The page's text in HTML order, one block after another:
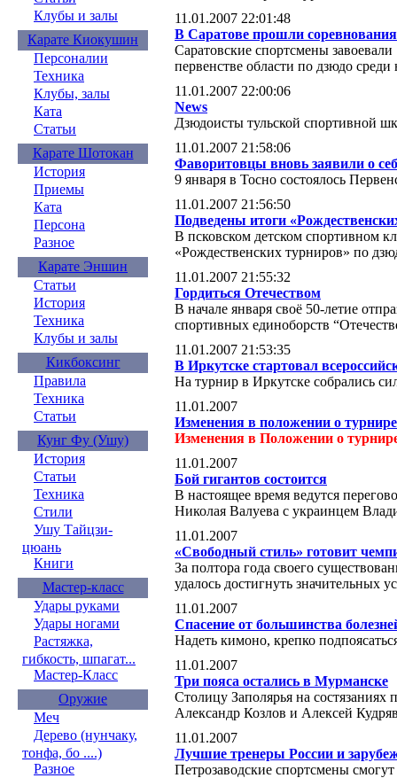
Клубы и залы
Карате Киокушин
Персоналии
Техника
Клубы, залы
Ката
Статьи
Карате Шотокан
История
Приемы
Ката
Персона
Разное
Карате Эншин
Статьи
История
Техника
Клубы и залы
Кикбоксинг
Правила
Техника
Статьи
Кунг Фу (Ушу)
История
Статьи
Техника
Стили
Ушу Тайцзи-
цюань
Книги
Мастер-класс
Удары руками
Удары ногами
Растяжка,
гибкость, шпагат...
Мастер-Класс
Оружие
Меч
Дерево (нунчаку,
тонфа, бо ....)
Разное
11.01.2007 22:01:48
В Саратове прошли
Саратовские спортсмены
первенстве области по дзюдо
11.01.2007 22:00:06
News
Дзюдоисты тульской спортивной
11.01.2007 21:58:06
Фаворитовцы вновь заявили о
9 января в Тосно состоялось
11.01.2007 21:56:50
Подведены итоги
В псковском детском спортивном
«Рождественских турниров» по
11.01.2007 21:55:32
Гордиться Отечеством
В начале января своё 50-летие
спортивных единоборств
11.01.2007 21:53:35
В Иркутске стартовал
На турнир в Иркутске собрались
11.01.2007
Изменения в положении о
Изменения в Положении о
11.01.2007
Бой гигантов состоится
В настоящее время ведутся
Николая Валуева с украинцем
11.01.2007
«Свободный стиль» готовит
За полтора года своего
удалось достигнуть значительных
11.01.2007
Спасение от большинства
Надеть кимоно, крепко
11.01.2007
Три пояса остались в Мурманске
Столицу Заполярья на
Александр Козлов и Алексей
11.01.2007
Лучшие тренеры России и
Петрозаводские спортсмены